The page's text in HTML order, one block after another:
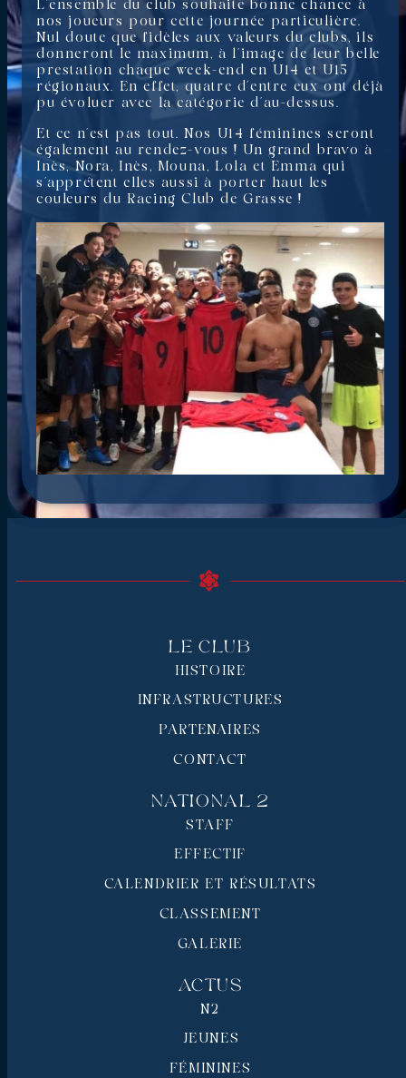
L’ensemble du club souhaite bonne chance à
nos joueurs pour cette journée particulière.
Nul doute que fidèles aux valeurs du clubs, ils
donneront le maximum, à l’image de leur belle
prestation chaque week-end en U14 et U15
régionaux. En effet, quatre d’entre eux ont déjà
pu évoluer avec la catégorie d’au-dessus.
Et ce n’est pas tout. Nos U14 féminines seront
également au rendez-vous ! Un grand bravo à
Inès, Nora, Inès, Mouna, Lola et Emma qui
s’apprêtent elles aussi à porter haut les
couleurs du Racing Club de Grasse !
Le Club
HISTOIRE
INFRASTRUCTURES
PARTENAIRES
CONTACT
National 2
STAFF
EFFECTIF
CALENDRIER ET RÉSULTATS
CLASSEMENT
GALERIE
Actus
N2
JEUNES
FÉMININES